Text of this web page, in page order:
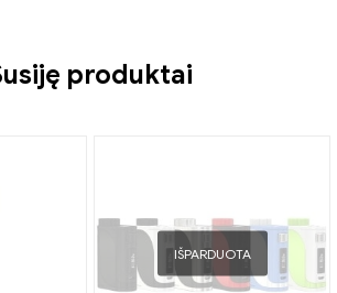
produktai
IŠPARDUOTA